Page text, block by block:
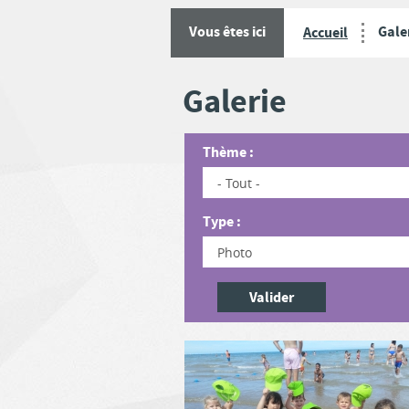
Vous êtes ici Accueil
Galerie
Thème :
Type :
Valider